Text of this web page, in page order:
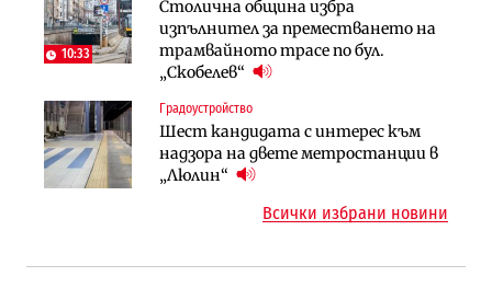
10:33
Столична община избра
изпълнител за преместването на
трамвайното трасе по бул.
„Скобелев“
Градоустройство
Шест кандидата с интерес към
надзора на двете метростанции в
„Люлин“
Инфраструктура
АПИ възложи промяната на
парцеларния план за
магистралата Русе – Велико
Градоустройство
Шест кандидата с интерес към
надзора на двете метростанции в
Ипотечното кредитиране в
България продължава да се охлажда
(Графика)
Вторият мост над Варненското
езеро става част от бъдещата
магистрала „Черно море“
Всички избрани новини